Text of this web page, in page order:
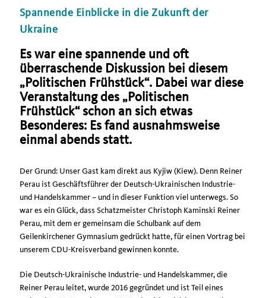
Spannende Einblicke in die Zukunft der
Ukraine
Es war eine spannende und oft
überraschende Diskussion bei diesem
Politischen Frühstück“. Dabei war diese
Veranstaltung des „Politischen
Frühstück“ schon an sich etwas
Besonderes: Es fand ausnahmsweise
einmal abends statt.
Der Grund: Unser Gast kam direkt aus Kyjiw (Kiew). Denn Reiner
Perau ist Geschäftsführer der Deutsch-Ukrainischen Industrie-
und Handelskammer – und in dieser Funktion viel unterwegs. So
war es ein Glück, dass Schatzmeister Christoph Kaminski Reiner
Perau, mit dem er gemeinsam die Schulbank auf dem
Geilenkirchener Gymnasium gedrückt hatte, für einen Vortrag bei
unserem CDU-Kreisverband gewinnen konnte.
Die Deutsch-Ukrainische Industrie- und Handelskammer, die
Reiner Perau leitet, wurde 2016 gegründet und ist Teil eines